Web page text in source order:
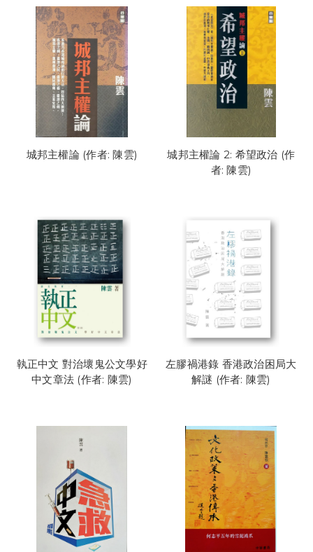
城邦主權論 (作者: 陳雲)
城邦主權論 2: 希望政治 (作
者: 陳雲)
執正中文 對治壞鬼公文學好
中文章法 (作者: 陳雲)
左膠禍港錄 香港政治困局大
解謎 (作者: 陳雲)